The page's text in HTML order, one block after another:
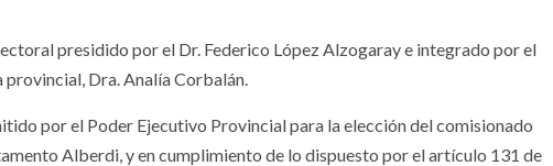
presidido por el Dr. Federico López Alzogaray e integrado por el
provincial, Dra. Analía Corbalán.
por el Poder Ejecutivo Provincial para la elección del comisionado
Alberdi, y en cumplimiento de lo dispuesto por el artículo 131 de